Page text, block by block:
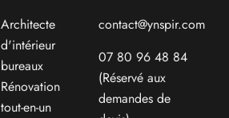
Architecte
d'intérieur
bureaux
Rénovation
tout-en-un
contact@ynspir.com
07 80 96 48 84
(Réservé aux
demandes de